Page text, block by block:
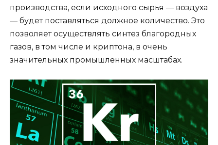
производства, если исходного сырья — воздуха
— будет поставляться должное количество. Это
позволяет осуществлять синтез благородных
газов, в том числе и криптона, в очень
значительных промышленных масштабах.